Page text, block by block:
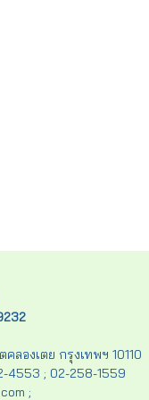
ลองเตย กรุงเทพฯ 10110
4553 ; 02-258-1559
;